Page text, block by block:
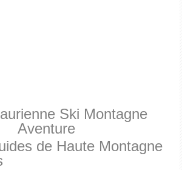
Ski Montagne
Aventure
de Haute Montagne